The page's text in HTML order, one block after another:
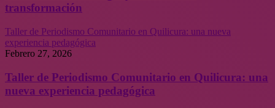
transformación
Taller de Periodismo Comunitario en Quilicura: una nueva
experiencia pedagógica
Febrero 27, 2026
Taller de Periodismo Comunitario en Quilicura: una
nueva experiencia pedagógica